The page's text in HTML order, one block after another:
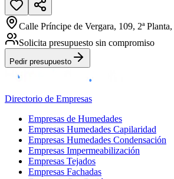
Calle Príncipe de Vergara, 109, 2ª
Solicita presupuesto sin compromiso
Pedir presupuesto
Directorio de Empresas
Empresas de Humedades
Empresas Humedades Capilaridad
Empresas Humedades Condensación
Empresas Impermeabilización
Empresas Tejados
Empresas Fachadas